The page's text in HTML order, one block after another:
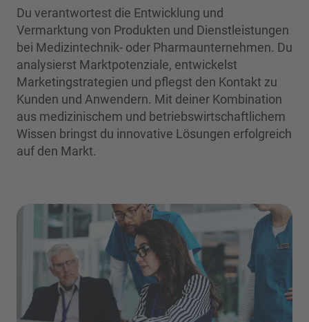
Du verantwortest die Entwicklung und
Vermarktung von Produkten und Dienstleistungen
bei Medizintechnik- oder Pharmaunternehmen. Du
analysierst Marktpotenziale, entwickelst
Marketingstrategien und pflegst den Kontakt zu
Kunden und Anwendern. Mit deiner Kombination
aus medizinischem und betriebswirtschaftlichem
Wissen bringst du innovative Lösungen erfolgreich
auf den Markt.